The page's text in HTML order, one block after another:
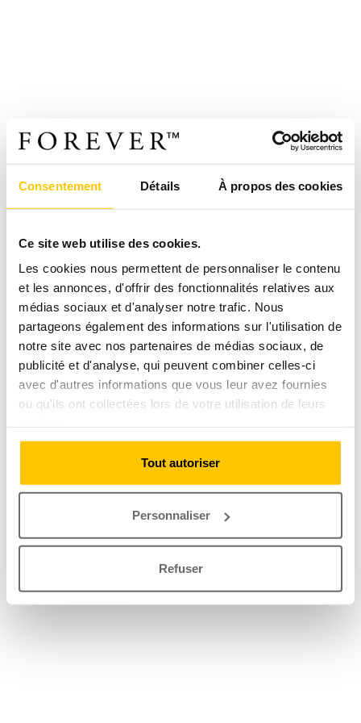
Consentement Détails À propos des cookies
Ce site web utilise des cookies.
Les cookies nous permettent de personnaliser le contenu
et les annonces, d'offrir des fonctionnalités relatives aux
médias sociaux et d'analyser notre trafic. Nous
partageons également des informations sur l'utilisation de
notre site avec nos partenaires de médias sociaux, de
publicité et d'analyse, qui peuvent combiner celles-ci
avec d'autres informations que vous leur avez fournies
ou qu'ils ont collectées lors de votre utilisation de leurs
Tout autoriser
Personnaliser
Refuser